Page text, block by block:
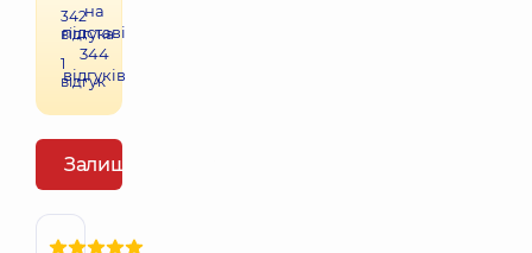
342
відгука
1
відгук
на
підставі
344
відгуків
Залишити відгук